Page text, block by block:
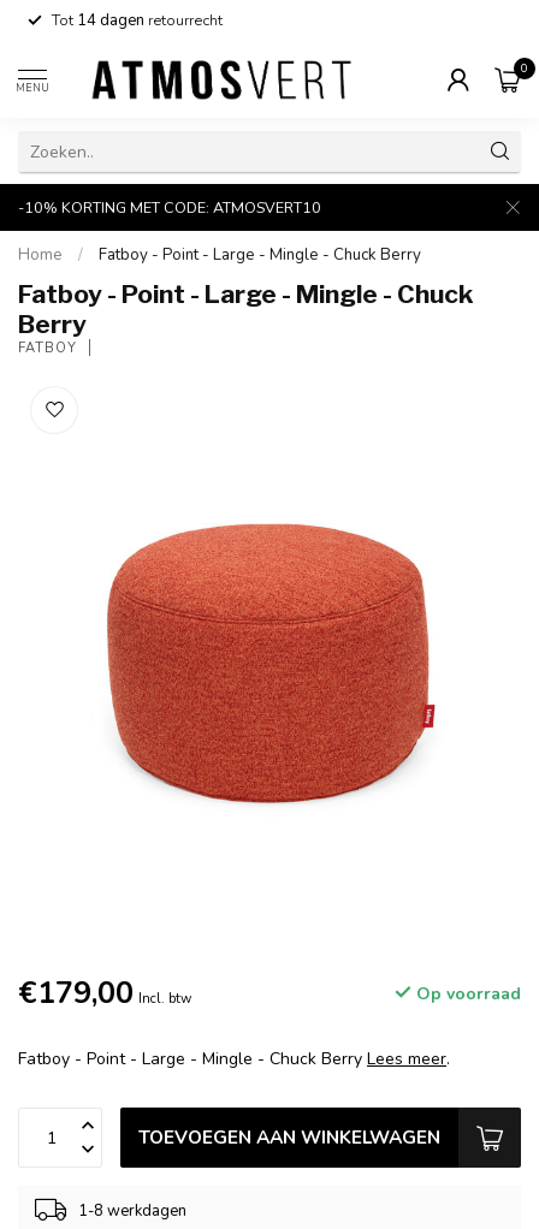
Tot14 dagen retourrecht
MENU
0
-10% KORTING MET CODE: ATMOSVERT10
Home / Fatboy - Point - Large - Mingle - Chuck Berry
Fatboy - Point - Large - Mingle - Chuck
Berry
FATBOY
€179,00 Incl. btw Op voorraad
Fatboy - Point - Large - Mingle - Chuck Berry Lees meer.
TOEVOEGEN AAN WINKELWAGEN
1-8 werkdagen